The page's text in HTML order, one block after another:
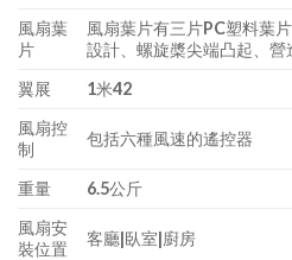
風扇葉
片
風扇葉片有三片PC塑料葉
設計、螺旋槳尖端凸起、營
翼展
1米42
風扇控
制
包括六種風速的遙控器
重量
6.5公斤
風扇安
裝位置
客廳|臥室|廚房